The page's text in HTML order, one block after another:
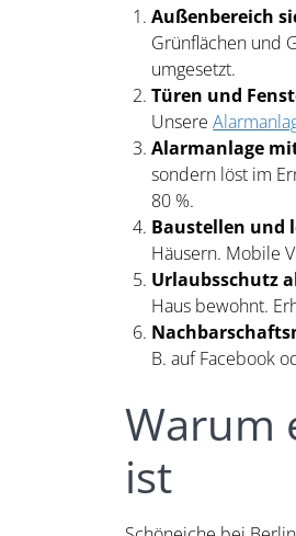
Außenbereich
Grünflächen und
umgesetzt.
Türen und
Unsere
Alarmanlage
sondern löst im
80 %.
Baustellen und
Häusern. Mobile
Urlaubsschutz
Haus bewohnt.
B. auf Facebook
Warum
ist